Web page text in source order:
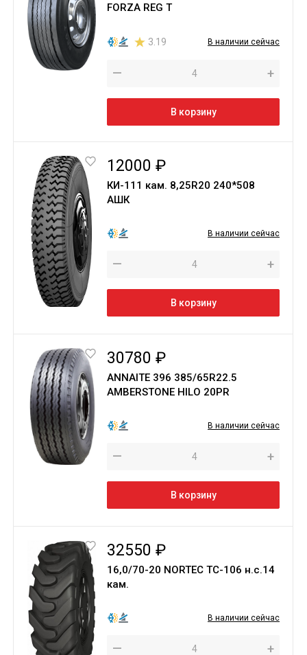
FORZA REG T
3.19 В наличии сейчас
— +
В корзину
12000 ₽
КИ-111 кам. 8,25R20 240*508
АШК
В наличии сейчас
— +
В корзину
30780 ₽
ANNAITE 396 385/65R22.5
AMBERSTONE HILO 20PR
В наличии сейчас
— +
В корзину
32550 ₽
16,0/70-20 NORTEC ТС-106 н.с.14
кам.
В наличии сейчас
— +